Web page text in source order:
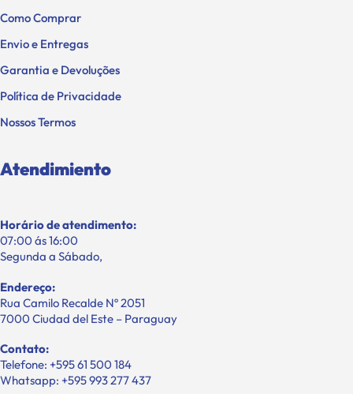
Como Comprar
Envio e Entregas
Garantia e Devoluções
Política de Privacidade
Nossos Termos
Atendimiento
Horário de atendimento:
07:00 ás 16:00
Segunda a Sábado,
Endereço:
Rua Camilo Recalde Nº 2051
7000 Ciudad del Este – Paraguay
Contato:
Telefone: +595 61 500 184
Whatsapp: +595 993 277 437